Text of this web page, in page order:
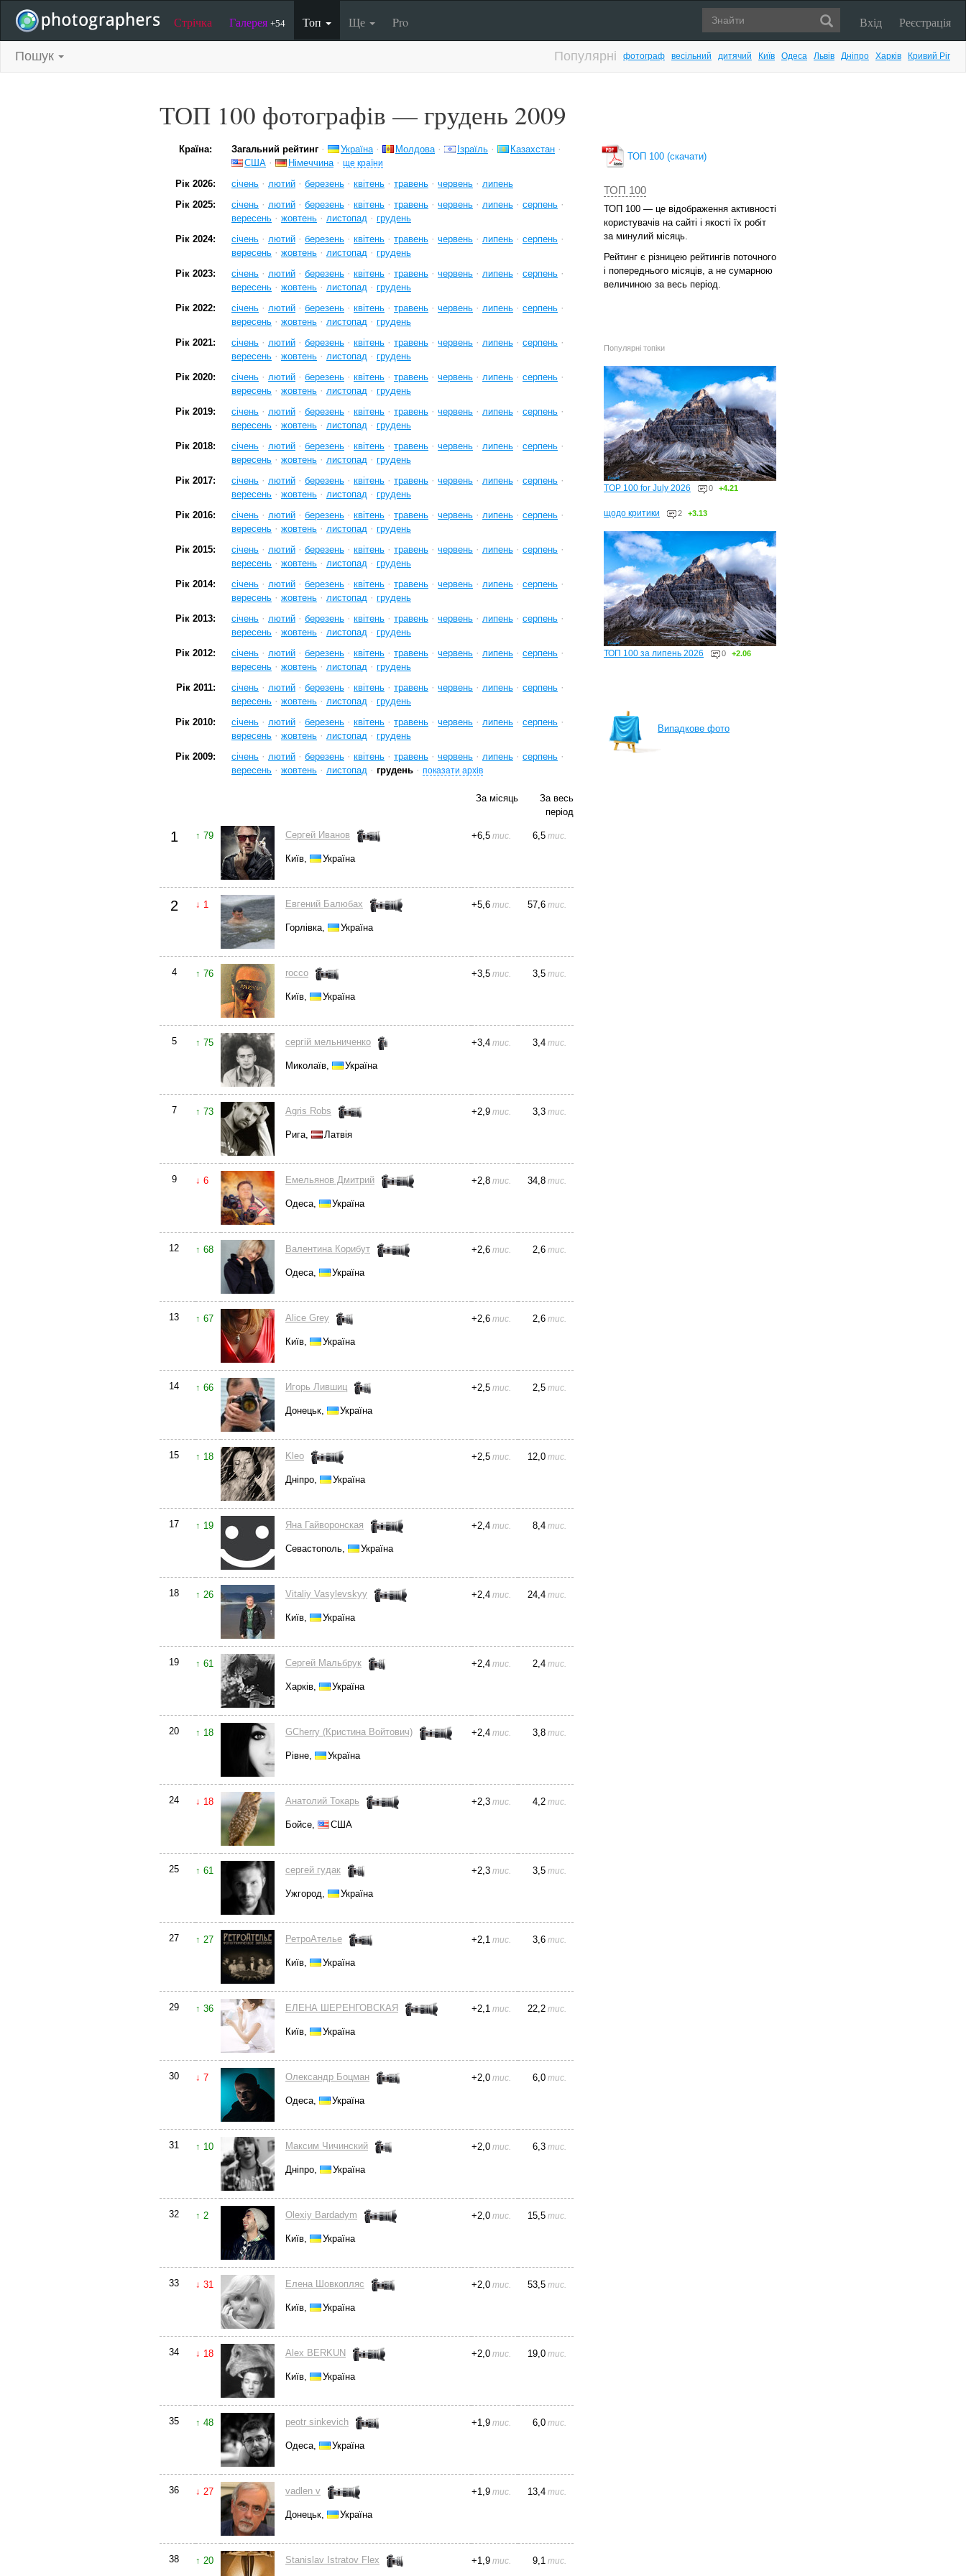
Стрічка Галерея +54 Топ Ще Pro Вхід Реєстрація
Пошук Популярні фотограф весільний дитячий Київ Одеса Львів Дніпро Харків Кривий Ріг
ТОП 100 фотографів — грудень 2009
Країна: Загальний рейтинг · Україна · Молдова · Ізраїль · Казахстан ·
США · Німеччина · ще країни
Рік 2026: січень · лютий · березень · квітень · травень · червень · липень
Рік 2025:
січень · лютий · березень · квітень · травень · червень · липень · серпень ·
вересень · жовтень · листопад · грудень
Рік 2024:
січень · лютий · березень · квітень · травень · червень · липень · серпень ·
вересень · жовтень · листопад · грудень
Рік 2023:
січень · лютий · березень · квітень · травень · червень · липень · серпень ·
вересень · жовтень · листопад · грудень
Рік 2022:
січень · лютий · березень · квітень · травень · червень · липень · серпень ·
вересень · жовтень · листопад · грудень
Рік 2021:
січень · лютий · березень · квітень · травень · червень · липень · серпень ·
вересень · жовтень · листопад · грудень
Рік 2020:
січень · лютий · березень · квітень · травень · червень · липень · серпень ·
вересень · жовтень · листопад · грудень
Рік 2019:
січень · лютий · березень · квітень · травень · червень · липень · серпень ·
вересень · жовтень · листопад · грудень
Рік 2018:
січень · лютий · березень · квітень · травень · червень · липень · серпень ·
вересень · жовтень · листопад · грудень
Рік 2017:
січень · лютий · березень · квітень · травень · червень · липень · серпень ·
вересень · жовтень · листопад · грудень
Рік 2016:
січень · лютий · березень · квітень · травень · червень · липень · серпень ·
вересень · жовтень · листопад · грудень
Рік 2015:
січень · лютий · березень · квітень · травень · червень · липень · серпень ·
вересень · жовтень · листопад · грудень
Рік 2014:
січень · лютий · березень · квітень · травень · червень · липень · серпень ·
вересень · жовтень · листопад · грудень
Рік 2013:
січень · лютий · березень · квітень · травень · червень · липень · серпень ·
вересень · жовтень · листопад · грудень
Рік 2012:
січень · лютий · березень · квітень · травень · червень · липень · серпень ·
вересень · жовтень · листопад · грудень
Рік 2011:
січень · лютий · березень · квітень · травень · червень · липень · серпень ·
вересень · жовтень · листопад · грудень
Рік 2010:
січень · лютий · березень · квітень · травень · червень · липень · серпень ·
вересень · жовтень · листопад · грудень
Рік 2009:
січень · лютий · березень · квітень · травень · червень · липень · серпень ·
вересень · жовтень · листопад · грудень · показати архів
За місяць
За весь
період
1 ↑ 79 Cергей Иванов
Київ, Україна
+6,5 тис. 6,5 тис.
2 ↓ 1 Евгений Балюбах
Горлівка, Україна
+5,6 тис. 57,6 тис.
4 ↑ 76 rocco
Київ, Україна
+3,5 тис. 3,5 тис.
5 ↑ 75 сергій мельниченко
Миколаїв, Україна
+3,4 тис. 3,4 тис.
7 ↑ 73 Agris Robs
Рига, Латвія
+2,9 тис. 3,3 тис.
9 ↓ 6 Емельянов Дмитрий
Одеса, Україна
+2,8 тис. 34,8 тис.
12 ↑ 68 Валентина Корибут
Одеса, Україна
+2,6 тис. 2,6 тис.
13 ↑ 67 Alice Grey
Київ, Україна
+2,6 тис. 2,6 тис.
14 ↑ 66 Игорь Лившиц
Донецьк, Україна
+2,5 тис. 2,5 тис.
15 ↑ 18 Kleo
Дніпро, Україна
+2,5 тис. 12,0 тис.
17 ↑ 19 Яна Гайворонская
Севастополь, Україна
+2,4 тис. 8,4 тис.
18 ↑ 26 Vitaliy Vasylevskyy
Київ, Україна
+2,4 тис. 24,4 тис.
19 ↑ 61 Сергей Мальбрук
Харків, Україна
+2,4 тис. 2,4 тис.
20 ↑ 18 GCherry (Кристина Войтович)
Рівне, Україна
+2,4 тис. 3,8 тис.
24 ↓ 18 Анатолий Токарь
Бойсе, США
+2,3 тис. 4,2 тис.
25 ↑ 61 сергей гудак
Ужгород, Україна
+2,3 тис. 3,5 тис.
27 ↑ 27 РетроАтелье
Київ, Україна
+2,1 тис. 3,6 тис.
29 ↑ 36 ЕЛЕНА ШЕРЕНГОВСКАЯ
Київ, Україна
+2,1 тис. 22,2 тис.
30 ↓ 7 Олександр Боцман
Одеса, Україна
+2,0 тис. 6,0 тис.
31 ↑ 10 Максим Чичинский
Дніпро, Україна
+2,0 тис. 6,3 тис.
32 ↑ 2 Olexiy Bardadym
Київ, Україна
+2,0 тис. 15,5 тис.
33 ↓ 31 Елена Шовкопляс
Київ, Україна
+2,0 тис. 53,5 тис.
34 ↓ 18 Alex BERKUN
Київ, Україна
+2,0 тис. 19,0 тис.
35 ↑ 48 peotr sinkevich
Одеса, Україна
+1,9 тис. 6,0 тис.
36 ↓ 27 vadlen v
Донецьк, Україна
+1,9 тис. 13,4 тис.
38 ↑ 20 Stanislav Istratov Flex +1,9 тис. 9,1 тис.
ТОП 100 (скачати)
ТОП 100
ТОП 100 — це відображення активності
користувачів на сайті і якості їх робіт
за минулий місяць.
Рейтинг є різницею рейтингів поточного
і попереднього місяців, а не сумарною
величиною за весь період.
Популярні топіки
TOP 100 for July 2026 0 +4.21
щодо критики 2 +3.13
ТОП 100 за липень 2026 0 +2.06
Випадкове фото